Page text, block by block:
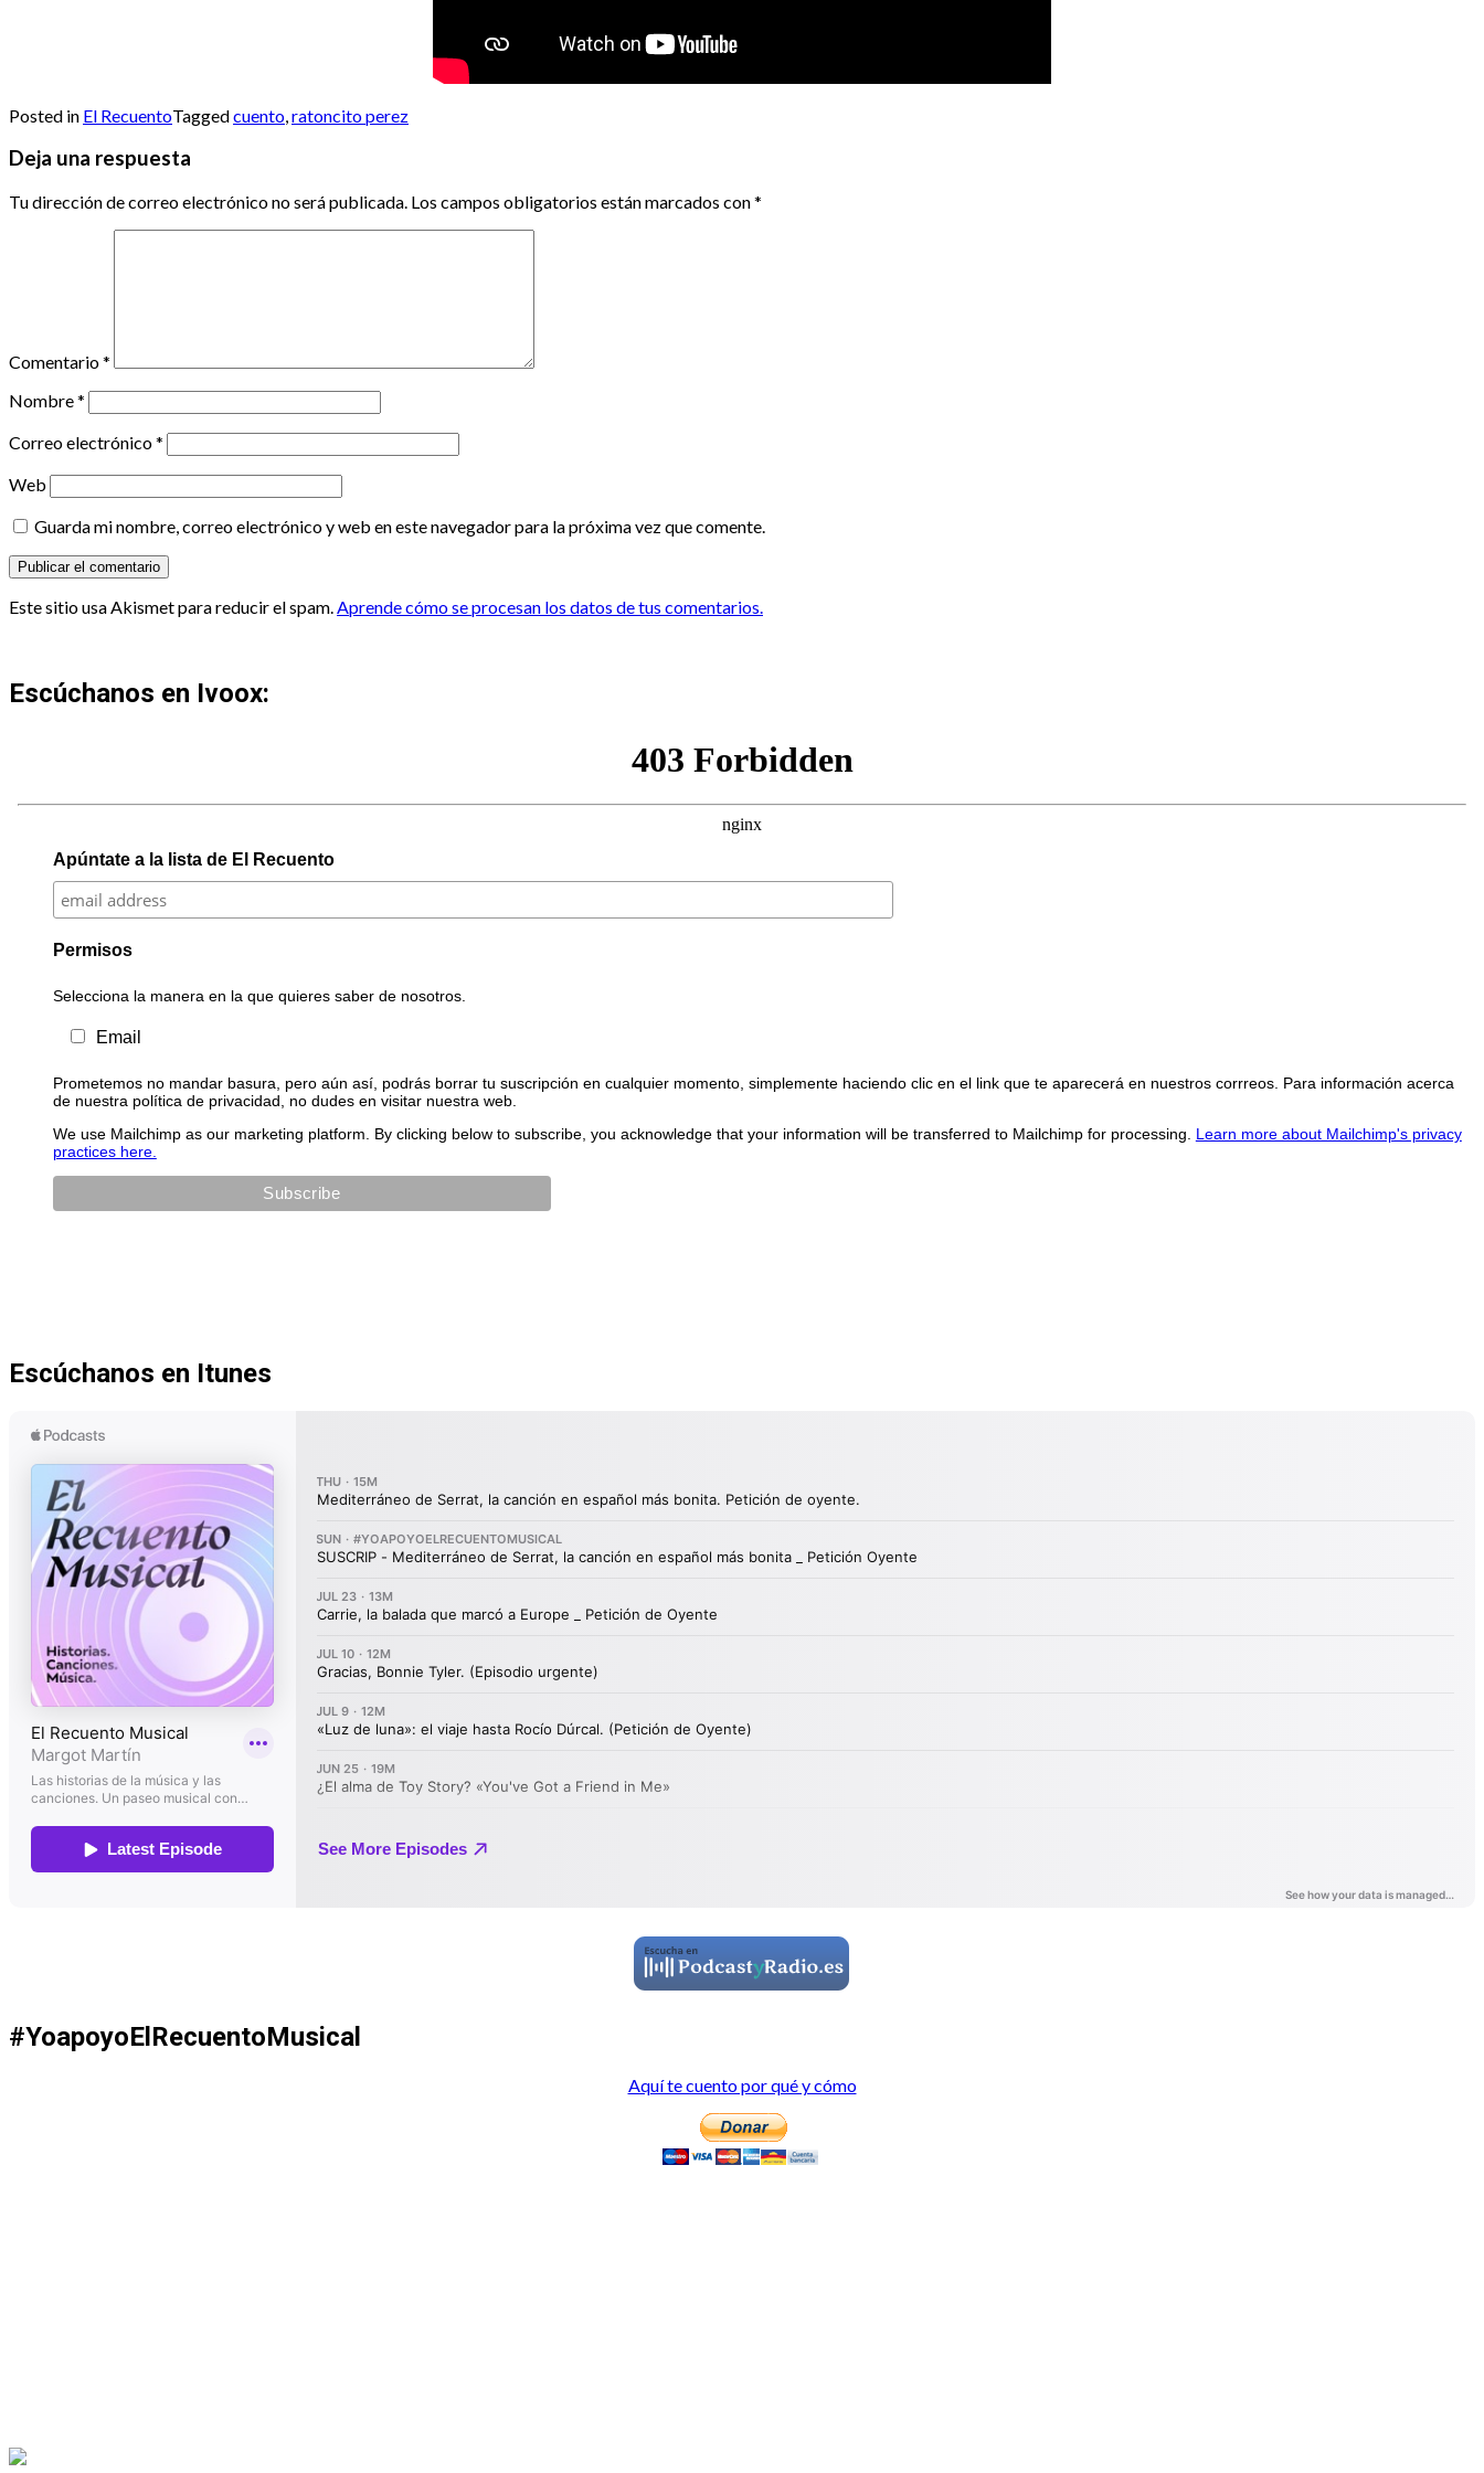
Posted in El RecuentoTaggedcuento ratoncito perez
Deja una respuesta
Tu dirección de correo electrónico no será publicada. Los campos obligatorios están marcados con*
Comentario*
Nombre*
Correo electrónico*
Web
Guarda mi nombre, correo electrónico y web en este navegador para la próxima vez que comente.
Este sitio usa Akismet para reducir el spam.Aprende cómo se procesan los datos de tus comentarios.
Escúchanos en Ivoox:
Apúntate a la lista de El Recuento
Permisos
Selecciona la manera en la que quieres saber de nosotros.
Email
Prometemos no mandar basura, pero aún así, podrás borrar tu suscripción en cualquier momento, simplemente haciendo clic en el link que te aparecerá en nuestros corrreos. Para información acerca
de nuestra política de privacidad, no dudes en visitar nuestra web.
We use Mailchimp as our marketing platform. By clicking below to subscribe, you acknowledge that your information will be transferred to Mailchimp for processing. Learn more about Mailchimp's privacy
practices here.
Escúchanos en Itunes
#YoapoyoElRecuentoMusical
Aquí te cuento por qué y cómo